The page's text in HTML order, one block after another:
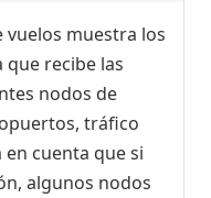
vuelos muestra los
que recibe las
nodos de
tráfico
cuenta que si
algunos nodos